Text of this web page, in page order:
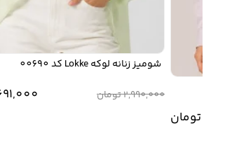
تومان
شومیز زنانه لوکه Lokke کد 00690
2,990,000تومان 2,691,000